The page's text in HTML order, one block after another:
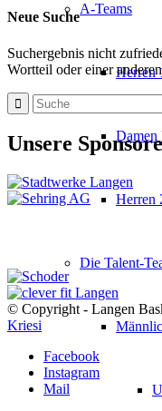
A-Teams
Herren
Herren
Die Talent-
Neue Suche
Suchergebnis nicht
Wortteil oder einer
Unsere
© Copyright - Langen
Kriesi
Facebook
Instagram
Mail